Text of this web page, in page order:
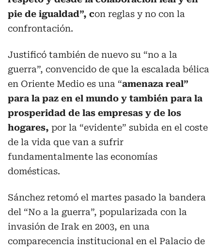
pie de igualdad”, con reglas y no con la
confrontación.
Justificó también de nuevo su “no a la
guerra”, convencido de que la escalada bélica
en Oriente Medio es una “amenaza real”
para la paz en el mundo y también para la
prosperidad de las empresas y de los
hogares, por la “evidente” subida en el coste
de la vida que van a sufrir
fundamentalmente las economías
domésticas.
Sánchez retomó el martes pasado la bandera
del “No a la guerra”, popularizada con la
invasión de Irak en 2003, en una
comparecencia institucional en el Palacio de